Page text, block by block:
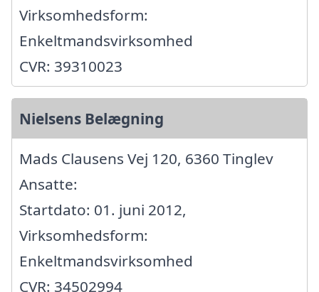
Virksomhedsform:
Enkeltmandsvirksomhed
CVR: 39310023
Nielsens Belægning
Mads Clausens Vej 120, 6360 Tinglev
Ansatte:
Startdato: 01. juni 2012,
Virksomhedsform:
Enkeltmandsvirksomhed
CVR: 34502994